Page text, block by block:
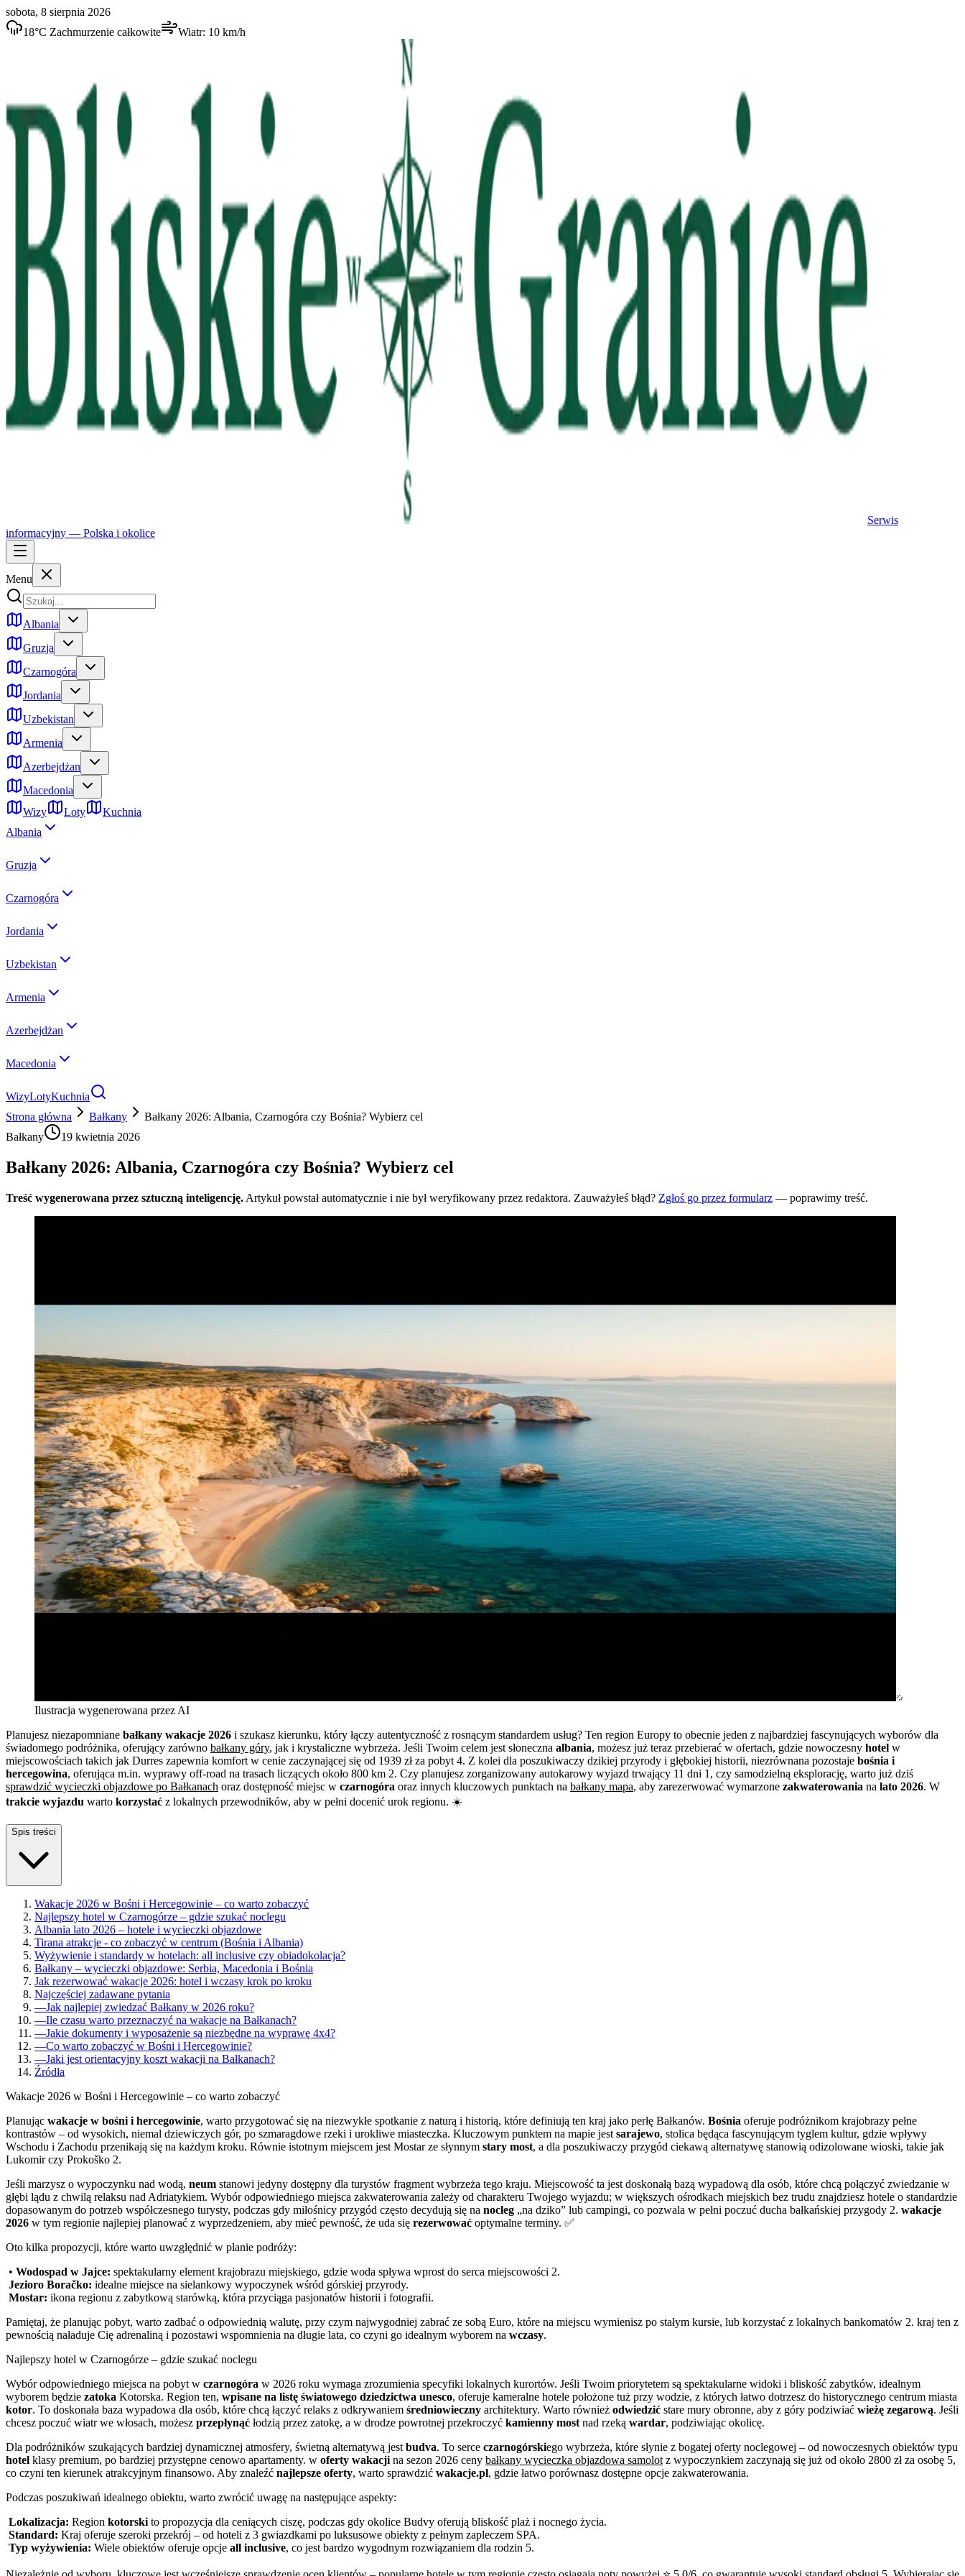
sobota, 8 sierpnia 2026
18°C Zachmurzenie całkowite Wiatr: 10 km/h
Serwis
informacyjny — Polska i okolice
Menu
Albania
Gruzja
Czarnogóra
Jordania
Uzbekistan
Armenia
Azerbejdżan
Macedonia
Wizy
Loty
Kuchnia
Albania
Gruzja
Czarnogóra
Jordania
Uzbekistan
Armenia
Azerbejdżan
Macedonia
WizyLotyKuchnia
Strona główna
Bałkany
Bałkany 2026: Albania, Czarnogóra czy Bośnia? Wybierz cel
Bałkany
19 kwietnia 2026
Bałkany 2026: Albania, Czarnogóra czy Bośnia? Wybierz cel
Treść wygenerowana przez sztuczną inteligencję. Artykuł powstał automatycznie i nie był weryfikowany przez redaktora. Zauważyłeś błąd? Zgłoś go przez formularz — poprawimy treść.
Ilustracja wygenerowana przez AI
Planujesz niezapomniane bałkany wakacje 2026 i szukasz kierunku, który łączy autentyczność z rosnącym standardem usług? Ten region Europy to obecnie jeden z najbardziej fascynujących wyborów dla
świadomego podróżnika, oferujący zarówno bałkany góry, jak i krystaliczne wybrzeża. Jeśli Twoim celem jest słoneczna albania, możesz już teraz przebierać w ofertach, gdzie nowoczesny hotel w
miejscowościach takich jak Durres zapewnia komfort w cenie zaczynającej się od 1939 zł za pobyt 4. Z kolei dla poszukiwaczy dzikiej przyrody i głębokiej historii, niezrównana pozostaje bośnia i
hercegowina, oferująca m.in. wyprawy off-road na trasach liczących około 800 km 2. Czy planujesz zorganizowany autokarowy wyjazd trwający 11 dni 1, czy samodzielną eksplorację, warto już dziś
sprawdzić wycieczki objazdowe po Bałkanach oraz dostępność miejsc w czarnogóra oraz innych kluczowych punktach na bałkany mapa, aby zarezerwować wymarzone zakwaterowania na lato 2026. W
trakcie wyjazdu warto korzystać z lokalnych przewodników, aby w pełni docenić urok regionu. ☀️
Spis treści
Wakacje 2026 w Bośni i Hercegowinie – co warto zobaczyć
Najlepszy hotel w Czarnogórze – gdzie szukać noclegu
Albania lato 2026 – hotele i wycieczki objazdowe
Tirana atrakcje - co zobaczyć w centrum (Bośnia i Albania)
Wyżywienie i standardy w hotelach: all inclusive czy obiadokolacja?
Bałkany – wycieczki objazdowe: Serbia, Macedonia i Bośnia
Jak rezerwować wakacje 2026: hotel i wczasy krok po kroku
Najczęściej zadawane pytania
—Jak najlepiej zwiedzać Bałkany w 2026 roku?
—Ile czasu warto przeznaczyć na wakacje na Bałkanach?
—Jakie dokumenty i wyposażenie są niezbędne na wyprawę 4x4?
—Co warto zobaczyć w Bośni i Hercegowinie?
—Jaki jest orientacyjny koszt wakacji na Bałkanach?
Źródła
Wakacje 2026 w Bośni i Hercegowinie – co warto zobaczyć
Planując wakacje w bośni i hercegowinie, warto przygotować się na niezwykłe spotkanie z naturą i historią, które definiują ten kraj jako perłę Bałkanów. Bośnia oferuje podróżnikom krajobrazy pełne
kontrastów – od wysokich, niemal dziewiczych gór, po szmaragdowe rzeki i urokliwe miasteczka. Kluczowym punktem na mapie jest sarajewo, stolica będąca fascynującym tyglem kultur, gdzie wpływy
Wschodu i Zachodu przenikają się na każdym kroku. Równie istotnym miejscem jest Mostar ze słynnym stary most, a dla poszukiwaczy przygód ciekawą alternatywę stanowią odizolowane wioski, takie jak
Lukomir czy Prokoško 2.
Jeśli marzysz o wypoczynku nad wodą, neum stanowi jedyny dostępny dla turystów fragment wybrzeża tego kraju. Miejscowość ta jest doskonałą bazą wypadową dla osób, które chcą połączyć zwiedzanie w
głębi lądu z chwilą relaksu nad Adriatykiem. Wybór odpowiedniego miejsca zakwaterowania zależy od charakteru Twojego wyjazdu; w większych ośrodkach miejskich bez trudu znajdziesz hotele o standardzie
dopasowanym do potrzeb współczesnego turysty, podczas gdy miłośnicy przygód często decydują się na nocleg „na dziko” lub campingi, co pozwala w pełni poczuć ducha bałkańskiej przygody 2. wakacje
2026 w tym regionie najlepiej planować z wyprzedzeniem, aby mieć pewność, że uda się rezerwować optymalne terminy. ✅
Oto kilka propozycji, które warto uwzględnić w planie podróży:
• Wodospad w Jajce: spektakularny element krajobrazu miejskiego, gdzie woda spływa wprost do serca miejscowości 2.
Jezioro Boračko: idealne miejsce na sielankowy wypoczynek wśród górskiej przyrody.
Mostar: ikona regionu z zabytkową starówką, która przyciąga pasjonatów historii i fotografii.
Pamiętaj, że planując pobyt, warto zadbać o odpowiednią walutę, przy czym najwygodniej zabrać ze sobą Euro, które na miejscu wymienisz po stałym kursie, lub korzystać z lokalnych bankomatów 2. kraj ten z
pewnością naładuje Cię adrenaliną i pozostawi wspomnienia na długie lata, co czyni go idealnym wyborem na wczasy.
Najlepszy hotel w Czarnogórze – gdzie szukać noclegu
Wybór odpowiedniego miejsca na pobyt w czarnogóra w 2026 roku wymaga zrozumienia specyfiki lokalnych kurortów. Jeśli Twoim priorytetem są spektakularne widoki i bliskość zabytków, idealnym
wyborem będzie zatoka Kotorska. Region ten, wpisane na listę światowego dziedzictwa unesco, oferuje kameralne hotele położone tuż przy wodzie, z których łatwo dotrzesz do historycznego centrum miasta
kotor. To doskonała baza wypadowa dla osób, które chcą łączyć relaks z odkrywaniem średniowieczny architektury. Warto również odwiedzić stare mury obronne, aby z góry podziwiać wieżę zegarową. Jeśli
chcesz poczuć wiatr we włosach, możesz przepłynąć łodzią przez zatokę, a w drodze powrotnej przekroczyć kamienny most nad rzeką wardar, podziwiając okolicę.
Dla podróżników szukających bardziej dynamicznej atmosfery, świetną alternatywą jest budva. To serce czarnogórskiego wybrzeża, które słynie z bogatej oferty noclegowej – od nowoczesnych obiektów typu
hotel klasy premium, po bardziej przystępne cenowo apartamenty. w oferty wakacji na sezon 2026 ceny bałkany wycieczka objazdowa samolot z wypoczynkiem zaczynają się już od około 2800 zł za osobę 5,
co czyni ten kierunek atrakcyjnym finansowo. Aby znaleźć najlepsze oferty, warto sprawdzić wakacje.pl, gdzie łatwo porównasz dostępne opcje zakwaterowania.
Podczas poszukiwań idealnego obiektu, warto zwrócić uwagę na następujące aspekty:
Lokalizacja: Region kotorski to propozycja dla ceniących ciszę, podczas gdy okolice Budvy oferują bliskość plaż i nocnego życia.
Standard: Kraj oferuje szeroki przekrój – od hoteli z 3 gwiazdkami po luksusowe obiekty z pełnym zapleczem SPA.
Typ wyżywienia: Wiele obiektów oferuje opcje all inclusive, co jest bardzo wygodnym rozwiązaniem dla rodzin 5.